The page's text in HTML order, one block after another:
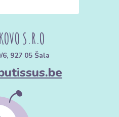
S.R.O
927 05 Šala